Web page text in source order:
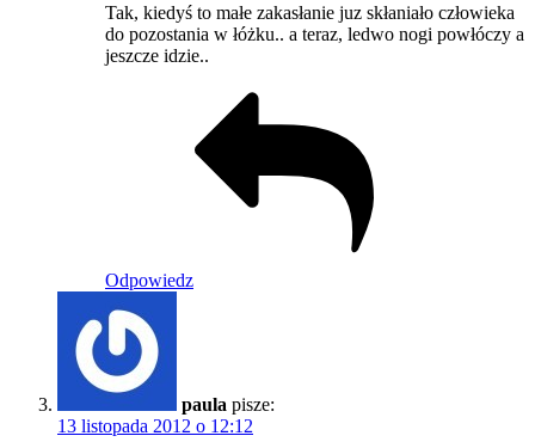
Tak, kiedyś to małe zakasłanie juz skłaniało człowieka
do pozostania w łóżku.. a teraz, ledwo nogi powłóczy a
jeszcze idzie..
Odpowiedz
paula pisze:
13 listopada 2012 o 12:12